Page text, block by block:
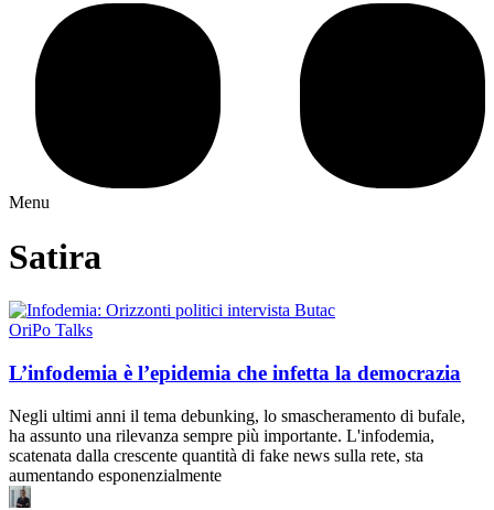
Menu
Satira
OriPo Talks
L’infodemia è l’epidemia che infetta la democrazia
Negli ultimi anni il tema debunking, lo smascheramento di bufale,
ha assunto una rilevanza sempre più importante. L'infodemia,
scatenata dalla crescente quantità di fake news sulla rete, sta
aumentando esponenzialmente